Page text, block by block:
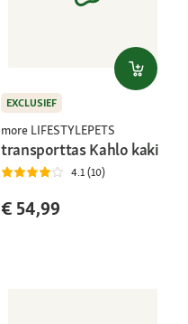
EXCLUSIEF
more LIFESTYLEPETS
transporttas Kahlo kaki
4.1 (10)
€ 54,99